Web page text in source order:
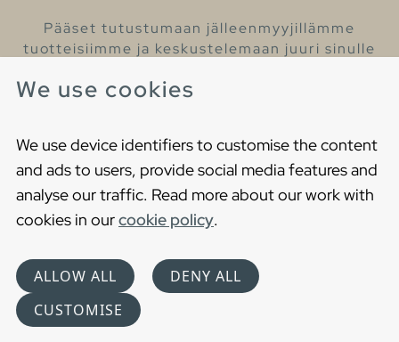
We use cookies
We use device identifiers to customise the content
and ads to users, provide social media features and
analyse our traffic. Read more about our work with
cookies in ourcookie policy.
ALLOW ALL
DENY ALL
CUSTOMISE
Pääset tutustumaan jälleenmyyjillämme
tuotteisiimme ja keskustelemaan juuri sinulle
Cookies
Privacy statement
Choose language